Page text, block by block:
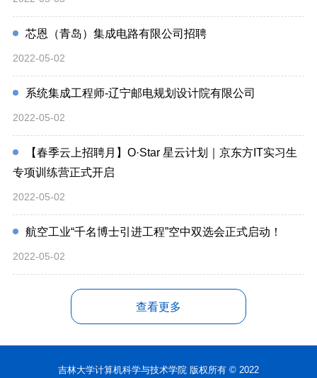
芯恩（青岛）集成电路有限公司招聘
2022-05-02
系统集成工程师-辽宁邮电规划设计院有限公司
2022-05-02
【春季云上招聘月】O·Star 星云计划｜京东方IT实习生
专项训练营正式开启
2022-05-02
航空工业“千名博士引进工程”空中双选会正式启动！
2022-05-02
查看更多
吉林大学计算机科学与技术学院 版权所有 © 2022